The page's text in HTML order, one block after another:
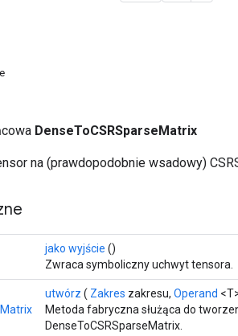
DenseToCSRSparseMatrix
na (prawdopodobnie wsadowy)
jako wyjście ()
Zwraca symboliczny uchwyt tensora.
utwórz ( Zakres zakresu, Operand
Metoda fabryczna służąca do
DenseToCSRSparseMatrix.